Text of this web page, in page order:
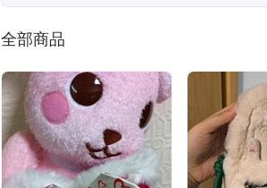
全部商品